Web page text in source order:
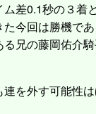
差0.1秒の３
今回は勝機で
兄の藤岡佑介
を外す可能性